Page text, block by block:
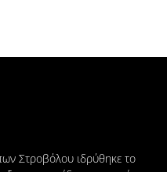
Στροβόλου ιδρύθηκε το